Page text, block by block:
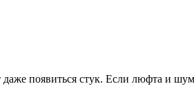
появиться стук. Если люфта и